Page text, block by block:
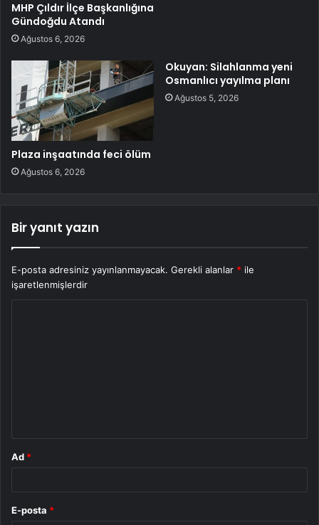
MHP Çıldır İlçe Başkanlığına
Gündoğdu Atandı
Ağustos 6, 2026
Plaza inşaatında feci ölüm
Ağustos 6, 2026
Okuyan: Silahlanma yeni
Osmanlıcı yayılma planı
Ağustos 5, 2026
Bir yanıt yazın
E-posta adresiniz yayınlanmayacak. Gerekli alanlar * ile
işaretlenmişlerdir
Ad *
E-posta *